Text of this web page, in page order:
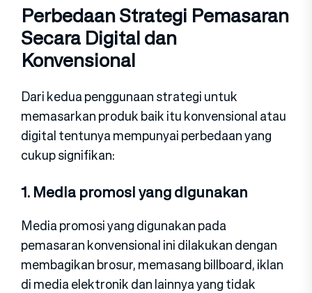
Perbedaan Strategi Pemasaran
Secara Digital dan
Konvensional
Dari kedua penggunaan strategi untuk
memasarkan produk baik itu konvensional atau
digital tentunya mempunyai perbedaan yang
cukup signifikan:
1. Media promosi yang digunakan
Media promosi yang digunakan pada
pemasaran konvensional ini dilakukan dengan
membagikan brosur, memasang billboard, iklan
di media elektronik dan lainnya yang tidak